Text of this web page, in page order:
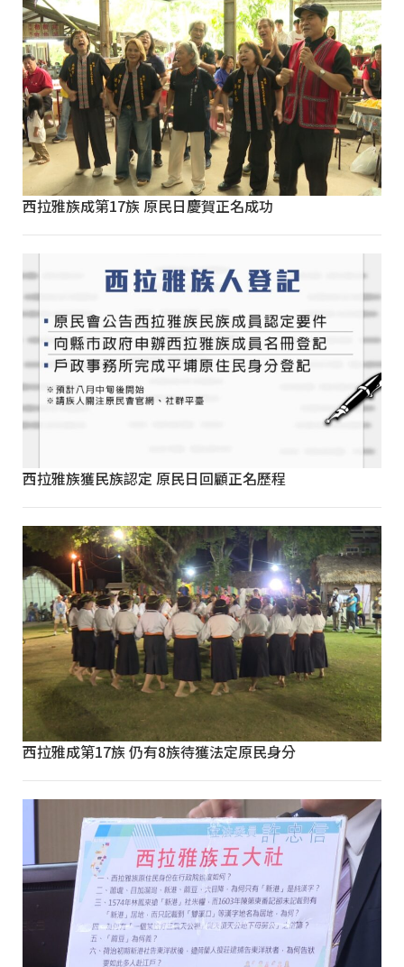
西拉雅族成第17族 原民日慶賀正名成功
西拉雅族獲民族認定 原民日回顧正名歷程
西拉雅成第17族 仍有8族待獲法定原民身分